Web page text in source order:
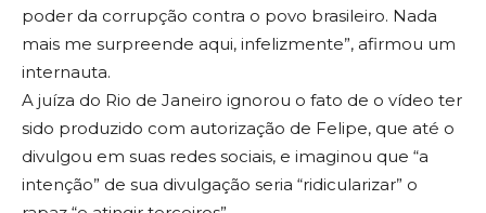
poder da corrupção contra o povo brasileiro. Nada
mais me surpreende aqui, infelizmente”, afirmou um
internauta.
A juíza do Rio de Janeiro ignorou o fato de o vídeo ter
sido produzido com autorização de Felipe, que até o
divulgou em suas redes sociais, e imaginou que “a
intenção” de sua divulgação seria “ridicularizar” o